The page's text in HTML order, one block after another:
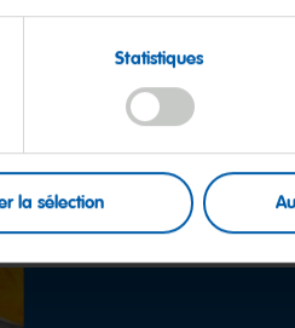
Statistiques
la sélection